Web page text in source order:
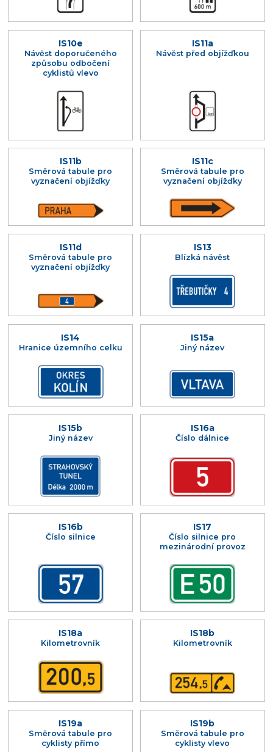
IS10e
Návěst doporučeného
způsobu odbočení
cyklistů vlevo
IS11a
Návěst před objížďkou
IS11b
Směrová tabule pro
vyznačení objížďky
IS11c
Směrová tabule pro
vyznačení objížďky
IS11d
Směrová tabule pro
vyznačení objížďky
IS13
Blízká návěst
IS14
Hranice územního celku
IS15a
Jiný název
IS15b
Jiný název
IS16a
Číslo dálnice
IS16b
Číslo silnice
IS17
Číslo silnice pro
mezinárodní provoz
IS18a
Kilometrovník
IS18b
Kilometrovník
IS19a
Směrová tabule pro
cyklisty přímo
IS19b
Směrová tabule pro
cyklisty vlevo